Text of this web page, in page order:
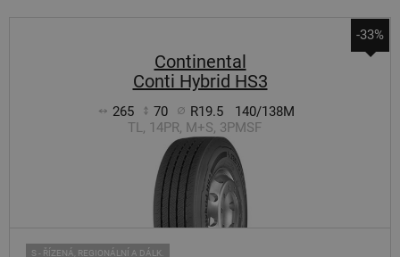
-33%
Continental
Conti Hybrid HS3
265 70 R19.5
140/138M
TL, 14PR, M+S, 3PMSF
S - ŘÍZENÁ, REGIONÁLNÍ A DÁLK.